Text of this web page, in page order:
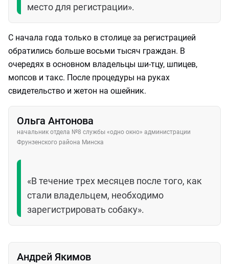
место для регистрации».
С начала года только в столице за регистрацией
обратились больше восьми тысяч граждан. В
очередях в основном владельцы ши-тцу, шпицев,
мопсов и такс. После процедуры на руках
свидетельство и жетон на ошейник.
Ольга Антонова
начальник отдела №8 службы «одно окно» администрации
Фрунзенского района Минска
«В течение трех месяцев после того, как
стали владельцем, необходимо
зарегистрировать собаку».
Андрей Якимов